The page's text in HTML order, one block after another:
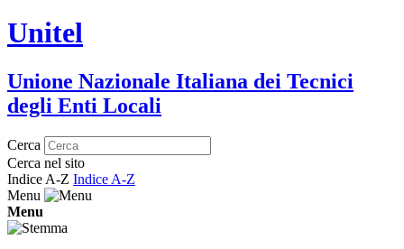
Unitel
Unione Nazionale Italiana dei Tecnici
degli Enti Locali
Cerca
Cerca nel sito
Indice A-Z Indice A-Z
Menu
Menu